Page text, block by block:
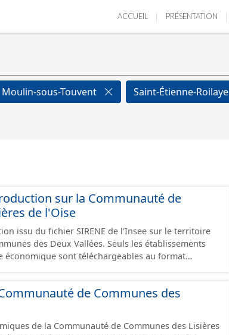
ACCUEIL PRÉSENTATION
Moulin-sous-Touvent Saint-Étienne-Roilaye
sur la Communauté de
de l'Oise
issu du fichier SIRENE de l'Insee sur le territoire
Vallées. Seuls les établissements
économique sont téléchargeables au format
à ce jour. Il est filtré au-delà des prescriptions
de Communes des
de la Communauté de Communes des Lisières